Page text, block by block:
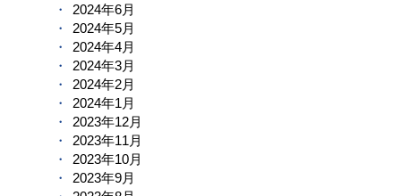
2024年6月
2024年5月
2024年4月
2024年3月
2024年2月
2024年1月
2023年12月
2023年11月
2023年10月
2023年9月